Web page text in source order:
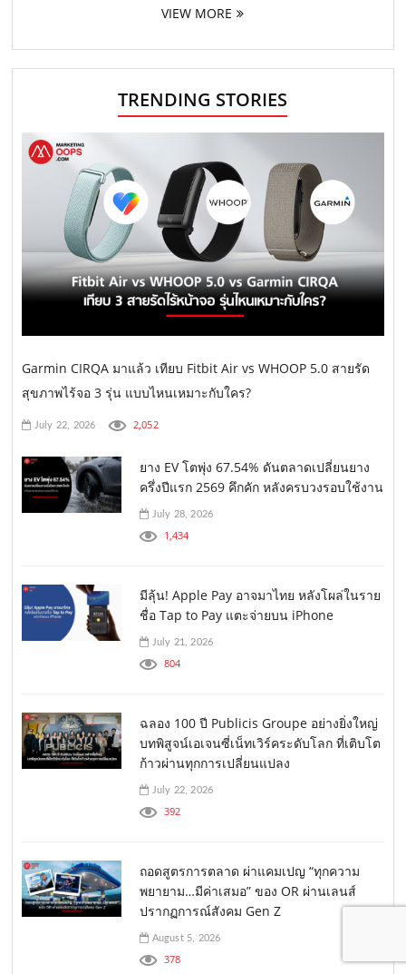
VIEW MORE
TRENDING STORIES
Garmin CIRQA มาแล้ว เทียบ Fitbit Air vs WHOOP 5.0 สายรัด
สุขภาพไร้จอ 3 รุ่น แบบไหนเหมาะกับใคร?
July 22, 2026 2,052
ยาง EV โตพุ่ง 67.54% ดันตลาดเปลี่ยนยาง
ครึ่งปีแรก 2569 คึกคัก หลังครบวงรอบใช้งาน
July 28, 2026
1,434
มีลุ้น! Apple Pay อาจมาไทย หลังโผล่ในราย
ชื่อ Tap to Pay แตะจ่ายบน iPhone
July 21, 2026
804
ฉลอง 100 ปี Publicis Groupe อย่างยิ่งใหญ่
บทพิสูจน์เอเจนซี่เน็ทเวิร์คระดับโลก ที่เติบโต
ก้าวผ่านทุกการเปลี่ยนแปลง
July 22, 2026
392
ถอดสูตรการตลาด ผ่าแคมเปญ “ทุกความ
พยายาม…มีค่าเสมอ” ของ OR ผ่านเลนส์
ปรากฏการณ์สังคม Gen Z
August 5, 2026
378